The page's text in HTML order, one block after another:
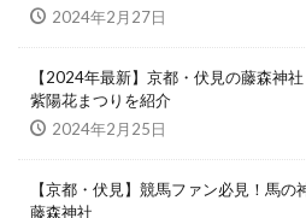
2024年2月27日
【2024年最新】京都・伏見の藤森神
紫陽花まつりを紹介
2024年2月25日
【京都・伏見】競馬ファン必見！馬
藤森神社